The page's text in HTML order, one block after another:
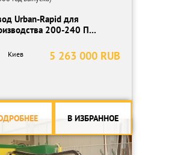
Urban-Rapid для
200-240 П...
5 263 000 RUB
Киев
В ИЗБРАННОЕ